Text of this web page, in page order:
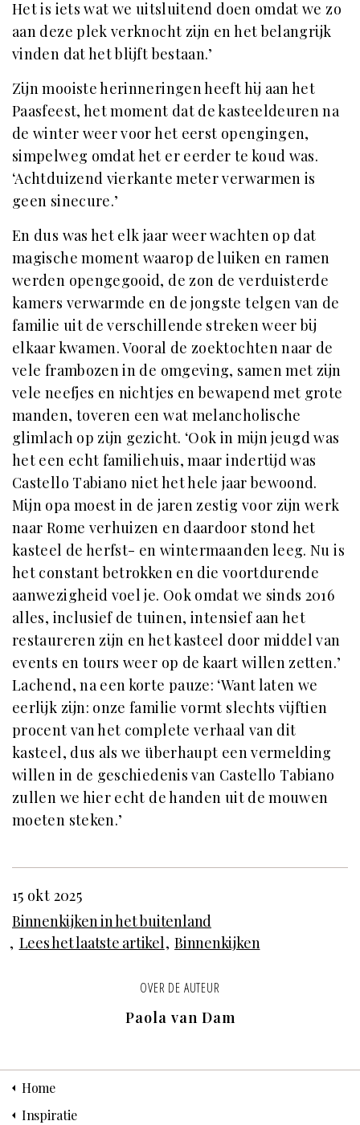
Het is iets wat we uitsluitend doen omdat we zo
aan deze plek verknocht zijn en het belangrijk
vinden dat het blijft bestaan.’
Zijn mooiste herinneringen heeft hij aan het
Paasfeest, het moment dat de kasteeldeuren na
de winter weer voor het eerst opengingen,
simpelweg omdat het er eerder te koud was.
‘Achtduizend vierkante meter verwarmen is
geen sinecure.’
En dus was het elk jaar weer wachten op dat
magische moment waarop de luiken en ramen
werden opengegooid, de zon de verduisterde
kamers verwarmde en de jongste telgen van de
familie uit de verschillende streken weer bij
elkaar kwamen. Vooral de zoektochten naar de
vele frambozen in de omgeving, samen met zijn
vele neefjes en nichtjes en bewapend met grote
manden, toveren een wat melancholische
glimlach op zijn gezicht. ‘Ook in mijn jeugd was
het een echt familiehuis, maar indertijd was
Castello Tabiano niet het hele jaar bewoond.
Mijn opa moest in de jaren zestig voor zijn werk
naar Rome verhuizen en daardoor stond het
kasteel de herfst- en wintermaanden leeg. Nu is
het constant betrokken en die voortdurende
aanwezigheid voel je. Ook omdat we sinds 2016
alles, inclusief de tuinen, intensief aan het
restaureren zijn en het kasteel door middel van
events en tours weer op de kaart willen zetten.’
Lachend, na een korte pauze: ‘Want laten we
eerlijk zijn: onze familie vormt slechts vijftien
procent van het complete verhaal van dit
kasteel, dus als we überhaupt een vermelding
willen in de geschiedenis van Castello Tabiano
zullen we hier echt de handen uit de mouwen
moeten steken.’
15 okt 2025
Binnenkijken in het buitenland
Lees het laatste artikel Binnenkijken
OVER DE AUTEUR
Paola van Dam
Home
Inspiratie